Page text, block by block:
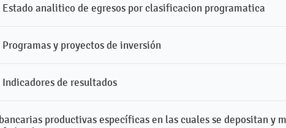
Estado analitico de egresos por clasificacion programatica
Programas y proyectos de inversión
Indicadores de resultados
productivas específicas en las cuales se depositan y